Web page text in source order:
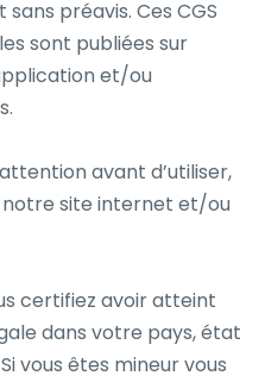
préavis. Ces CGS
sont publiées sur
et/ou
avant d’utiliser,
notre site internet et/ou
certifiez avoir atteint
dans votre pays, état
vous êtes mineur vous